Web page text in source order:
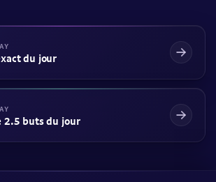
du jour
2.5 buts du jour